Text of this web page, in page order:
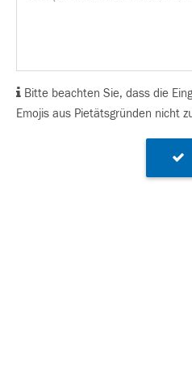
Bitte beachten Sie, dass die
Emojis aus Pietätsgründen nicht